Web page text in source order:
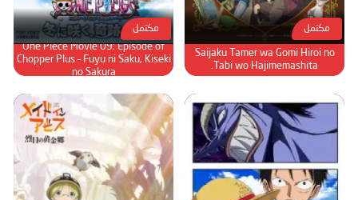
مكتمل
Saijaku Tamer wa Gomi Hiroi no
Tabi wo Hajimemashita.
مكتمل
One Piece Movie 09: Episode of
Chopper Plus – Fuyu ni Saku, Kiseki
no Sakura